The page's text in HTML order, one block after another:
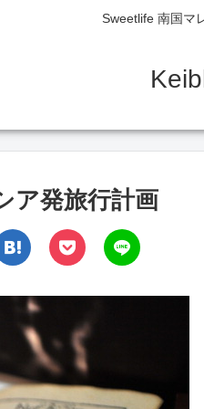
Sweetlife 南国マ
ア発旅行計画